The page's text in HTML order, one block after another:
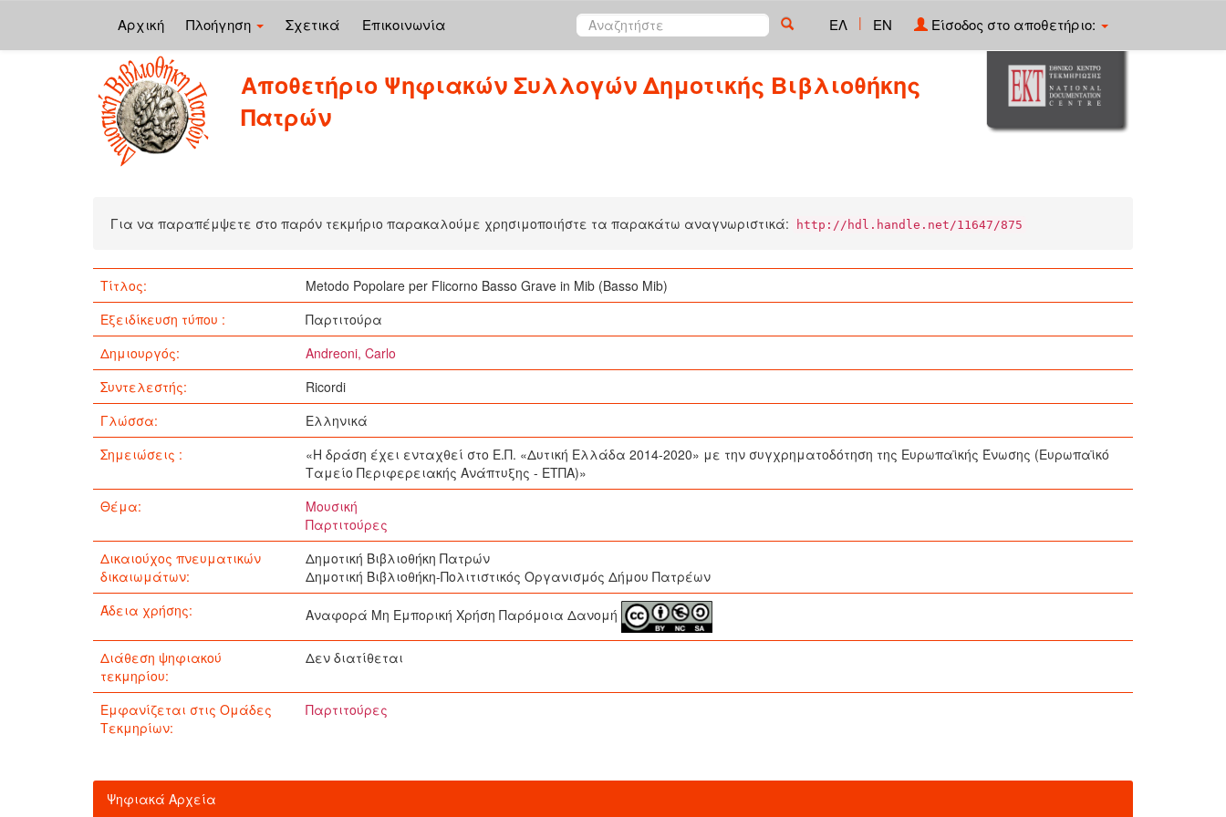
Αρχική Πλοήγηση Σχετικά Επικοινωνία ΕΛ | EN Είσοδος στο αποθετήριο:
Αποθετήριο Ψηφιακών Συλλογών Δημοτικής Βιβλιοθήκης
Πατρών
Για να παραπέμψετε στο παρόν τεκμήριο παρακαλούμε χρησιμοποιήστε τα παρακάτω αναγνωριστικά: http://hdl.handle.net/11647/875
Τίτλος:
Metodo Popolare per Flicorno Basso Grave in Mib (Basso Mib)
Εξειδίκευση τύπου :
Παρτιτούρα
Δημιουργός:
Andreoni, Carlo
Συντελεστής:
Ricordi
Γλώσσα:
Ελληνικά
Σημειώσεις :
«Η δράση έχει ενταχθεί στο Ε.Π. «Δυτική Ελλάδα 2014-2020» με την συγχρηματοδότηση της Ευρωπαϊκής Ένωσης (Ευρωπαϊκό
Ταμείο Περιφερειακής Ανάπτυξης - ΕΤΠΑ)»
Θέμα:
Μουσική
Παρτιτούρες
Δικαιούχος πνευματικών
δικαιωμάτων:
Δημοτική Βιβλιοθήκη Πατρών
Δημοτική Βιβλιοθήκη-Πολιτιστικός Οργανισμός Δήμου Πατρέων
Άδεια χρήσης:
Αναφορά Μη Εμπορική Χρήση Παρόμοια Δανομή
Διάθεση ψηφιακού
τεκμηρίου:
Δεν διατίθεται
Εμφανίζεται στις Ομάδες
Τεκμηρίων:
Παρτιτούρες
Ψηφιακά Αρχεία